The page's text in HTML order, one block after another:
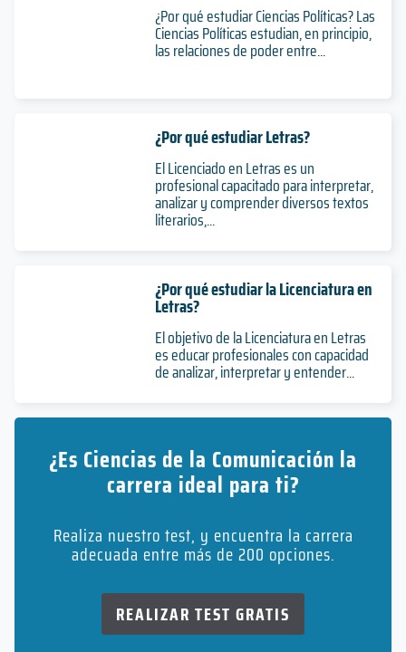
¿Por qué estudiar Ciencias Políticas? Las
Ciencias Políticas estudian, en principio,
las relaciones de poder entre...
¿Por qué estudiar Letras?
El Licenciado en Letras es un
profesional capacitado para interpretar,
analizar y comprender diversos textos
literarios,...
¿Por qué estudiar la Licenciatura en
Letras?
El objetivo de la Licenciatura en Letras
es educar profesionales con capacidad
de analizar, interpretar y entender...
¿Es Ciencias de la Comunicación la
carrera ideal para ti?
Realiza nuestro test, y encuentra la carrera
adecuada entre más de 200 opciones.
REALIZAR TEST GRATIS